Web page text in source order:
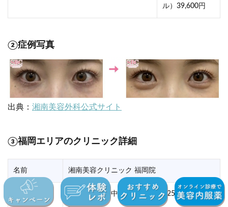
ル）39,600円
②症例写真
出典： 湘南美容外科公式サイト
③福岡エリアのクリニック詳細
名前 湘南美容クリニック 福岡院
住所
福岡県福岡市中央区渡辺通4-9-25 Luz福岡天